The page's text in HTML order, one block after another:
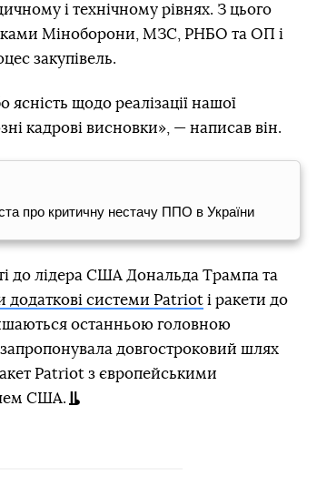
і технічному рівнях. З цього
Міноборони, МЗС, РНБО та ОП і
закупівель.
щодо реалізації нашої
кадрові висновки», — написав він.
про критичну нестачу ППО в України
до лідера США Дональда Трампа та
додаткові системи Patriotі ракети до
останньою головною
довгостроковий шлях
Patriot з європейськими
США.